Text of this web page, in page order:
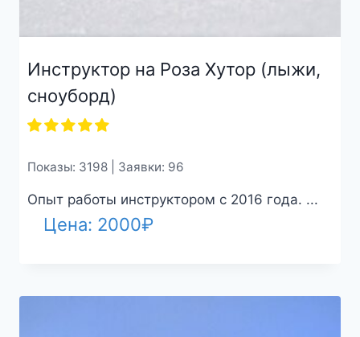
Инструктор на Роза Хутор (лыжи,
сноуборд)
Показы: 3198 | Заявки: 96
Опыт работы инструктором с 2016 года. ...
Цена: 2000₽